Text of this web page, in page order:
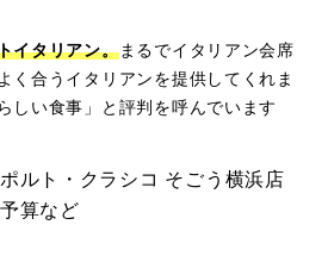
イタリアン。まるでイタリアン会席
く合うイタリアンを提供してくれま
しい食事」と評判を呼んでいます
ルト・クラシコ そごう横浜店
算など